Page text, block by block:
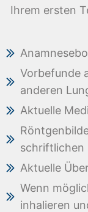
Ihrem ersten
Vorbefunde
anderen
Aktuelle
schriftlichen
Aktuelle
Wenn
inhalieren